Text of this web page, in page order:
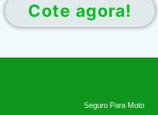
Cote agora!
Seguro Para Moto